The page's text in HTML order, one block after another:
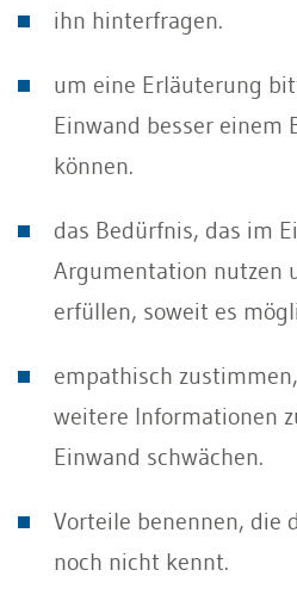
ihn hinterfragen.
um eine Erläuterung
Einwand besser einem
können.
das Bedürfnis, das im
Argumentation nutzen
erfüllen, soweit es
empathisch
weitere Informationen
Einwand schwächen.
Vorteile benennen, die
noch nicht kennt.